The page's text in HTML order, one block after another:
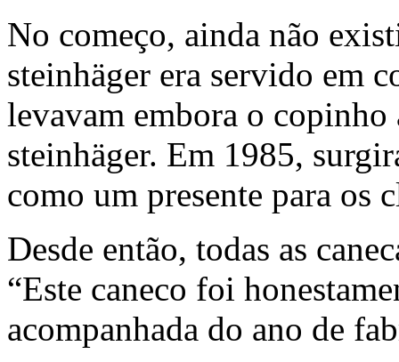
No começo, ainda não
steinhäger era servido em
levavam embora o copinho
steinhäger. Em 1985,
como um presente para os
Desde então, todas as
“Este caneco foi
acompanhada do ano de